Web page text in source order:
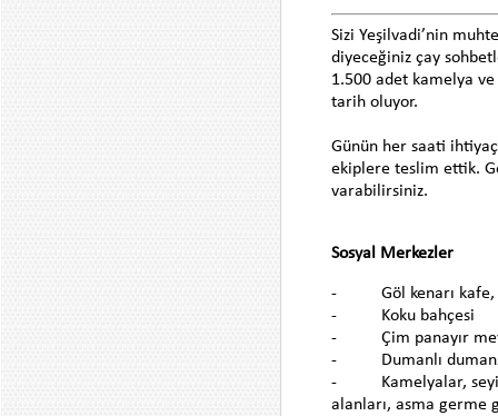
Sizi Yeşilvadi’nin
diyeceğiniz çay
1.500 adet kamelya ve
tarih oluyor.
Günün her saati
ekiplere teslim ettik.
varabilirsiniz.
Sosyal Merkezler
- Göl kenarı kafe,
- Koku bahçesi
- Çim panayır
- Dumanlı
- Kamelyalar, seyir
alanları, asma germe